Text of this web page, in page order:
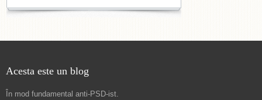
Acesta este un blog
În mod fundamental anti-PSD-ist.